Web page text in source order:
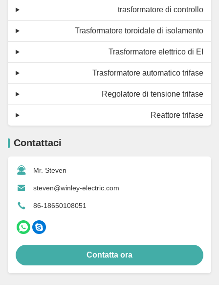
trasformatore di controllo
Trasformatore toroidale di isolamento
Trasformatore elettrico di EI
Trasformatore automatico trifase
Regolatore di tensione trifase
Reattore trifase
Contattaci
Mr. Steven
steven@winley-electric.com
86-18650108051
Contatta ora